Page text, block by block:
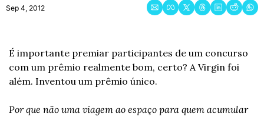
Sep 4, 2012
É importante premiar participantes de um concurso
com um prêmio realmente bom, certo? A Virgin foi
além. Inventou um prêmio único.
Por que não uma viagem ao espaço para quem acumular